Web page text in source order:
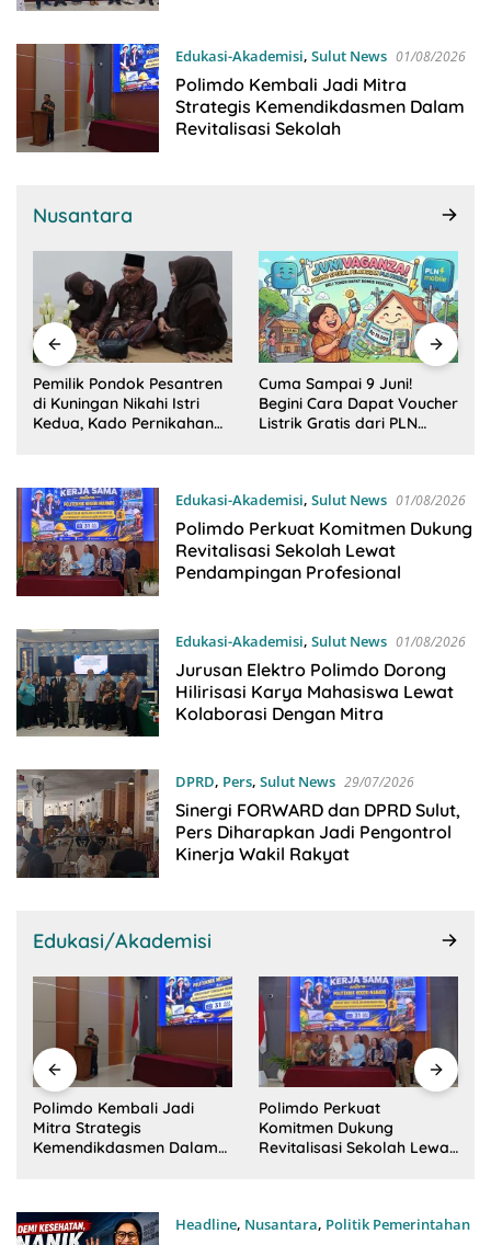
Edukasi-Akademisi, Sulut News 01/08/2026
Polimdo Kembali Jadi Mitra
Strategis Kemendikdasmen Dalam
Revitalisasi Sekolah
Nusantara
Pemilik Pondok Pesantren
di Kuningan Nikahi Istri
Kedua, Kado Pernikahan
Cuma Sampai 9 Juni!
Begini Cara Dapat Voucher
Listrik Gratis dari PLN
Edukasi-Akademisi, Sulut News 01/08/2026
Polimdo Perkuat Komitmen Dukung
Revitalisasi Sekolah Lewat
Pendampingan Profesional
Edukasi-Akademisi, Sulut News 01/08/2026
Jurusan Elektro Polimdo Dorong
Hilirisasi Karya Mahasiswa Lewat
Kolaborasi Dengan Mitra
DPRD, Pers, Sulut News 29/07/2026
Sinergi FORWARD dan DPRD Sulut,
Pers Diharapkan Jadi Pengontrol
Kinerja Wakil Rakyat
Edukasi/Akademisi
Polimdo Kembali Jadi
Mitra Strategis
Kemendikdasmen Dalam
Polimdo Perkuat
Komitmen Dukung
Revitalisasi Sekolah Lewat
Headline, Nusantara, Politik Pemerintahan